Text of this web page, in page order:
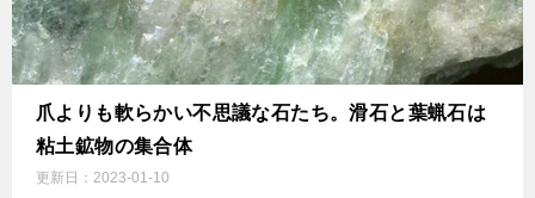
爪よりも軟らかい不思議な石たち。滑石と葉蝋石は
粘土鉱物の集合体
更新日： 2023-01-10